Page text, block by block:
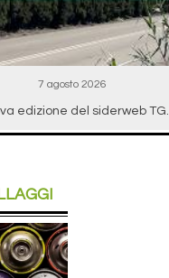
7 agosto 2026
edizione del siderweb TG.